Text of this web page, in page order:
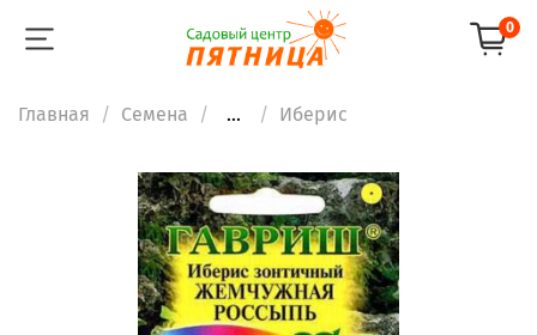
0
Главная Семена ... Иберис